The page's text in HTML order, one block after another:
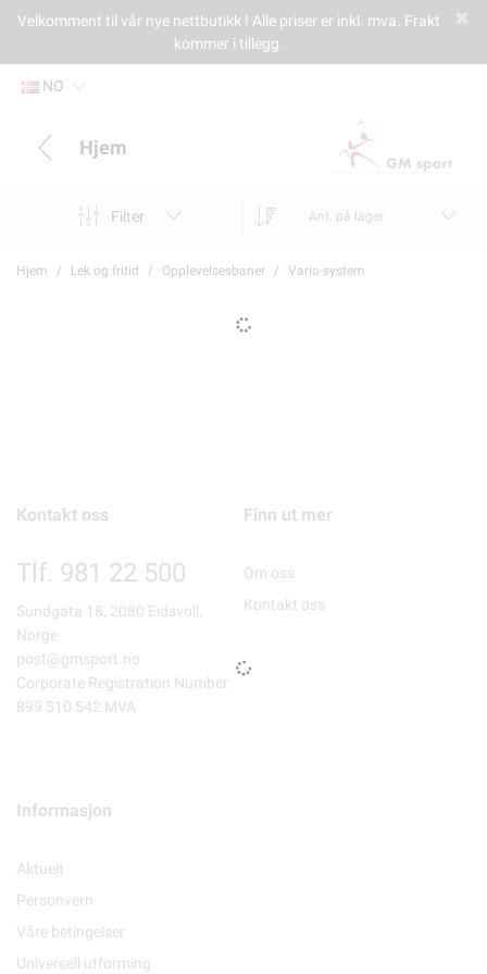
Velkomment til vår nye nettbutikk ! Alle priser er inkl. mva. Frakt
kommer i tillegg.
NO
Hjem
Filter Ant. på lager
Hjem Lek og fritid Opplevelsesbaner Vario-system
Kontakt oss
Tlf. 981 22 500
Sundgata 18, 2080 Eidsvoll,
Norge
post@gmsport.no
Corporate Registration Number:
899 510 542 MVA
Finn ut mer
Om oss
Kontakt oss
Informasjon
Aktuelt
Personvern
Våre betingelser
Universell utforming